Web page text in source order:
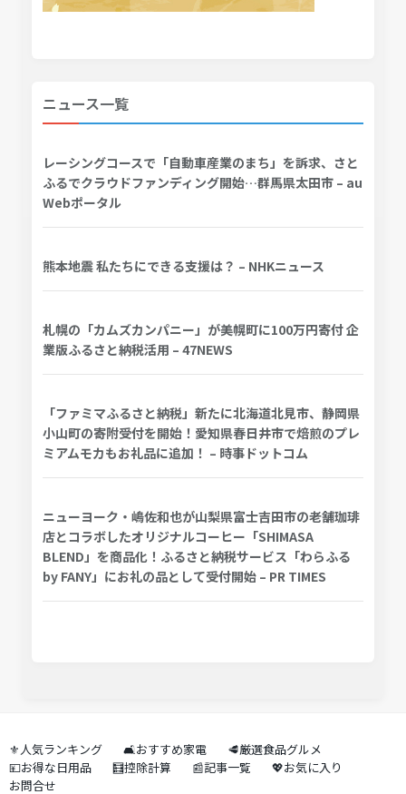
ニュース一覧
レーシングコースで「自動車産業のまち」を訴求、さと
ふるでクラウドファンディング開始…群馬県太田市 – au
Webポータル
熊本地震 私たちにできる支援は？ – NHKニュース
札幌の「カムズカンパニー」が美幌町に100万円寄付 企
業版ふるさと納税活用 – 47NEWS
「ファミマふるさと納税」新たに北海道北見市、静岡県
小山町の寄附受付を開始！愛知県春日井市で焙煎のプレ
ミアムモカもお礼品に追加！ – 時事ドットコム
ニューヨーク・嶋佐和也が山梨県富士吉田市の老舗珈琲
店とコラボしたオリジナルコーヒー「SHIMASA
BLEND」を商品化！ふるさと納税サービス「わらふる
by FANY」にお礼の品として受付開始 – PR TIMES
⚜️人気ランキング 🛋️おすすめ家電
🥩厳選食品グルメ
💴お得な日用品
🧮控除計算 📰記事一覧
💖お気に入り
お問合せ